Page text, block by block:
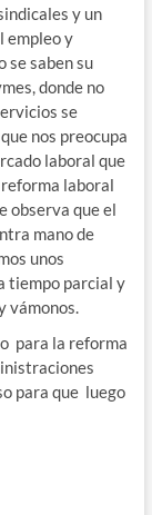
y un
empleo y
se saben su
donde no
se
nos preocupa
laboral que
laboral
observa que el
mano de
unos
tiempo parcial y
vámonos.
para la reforma
para que luego